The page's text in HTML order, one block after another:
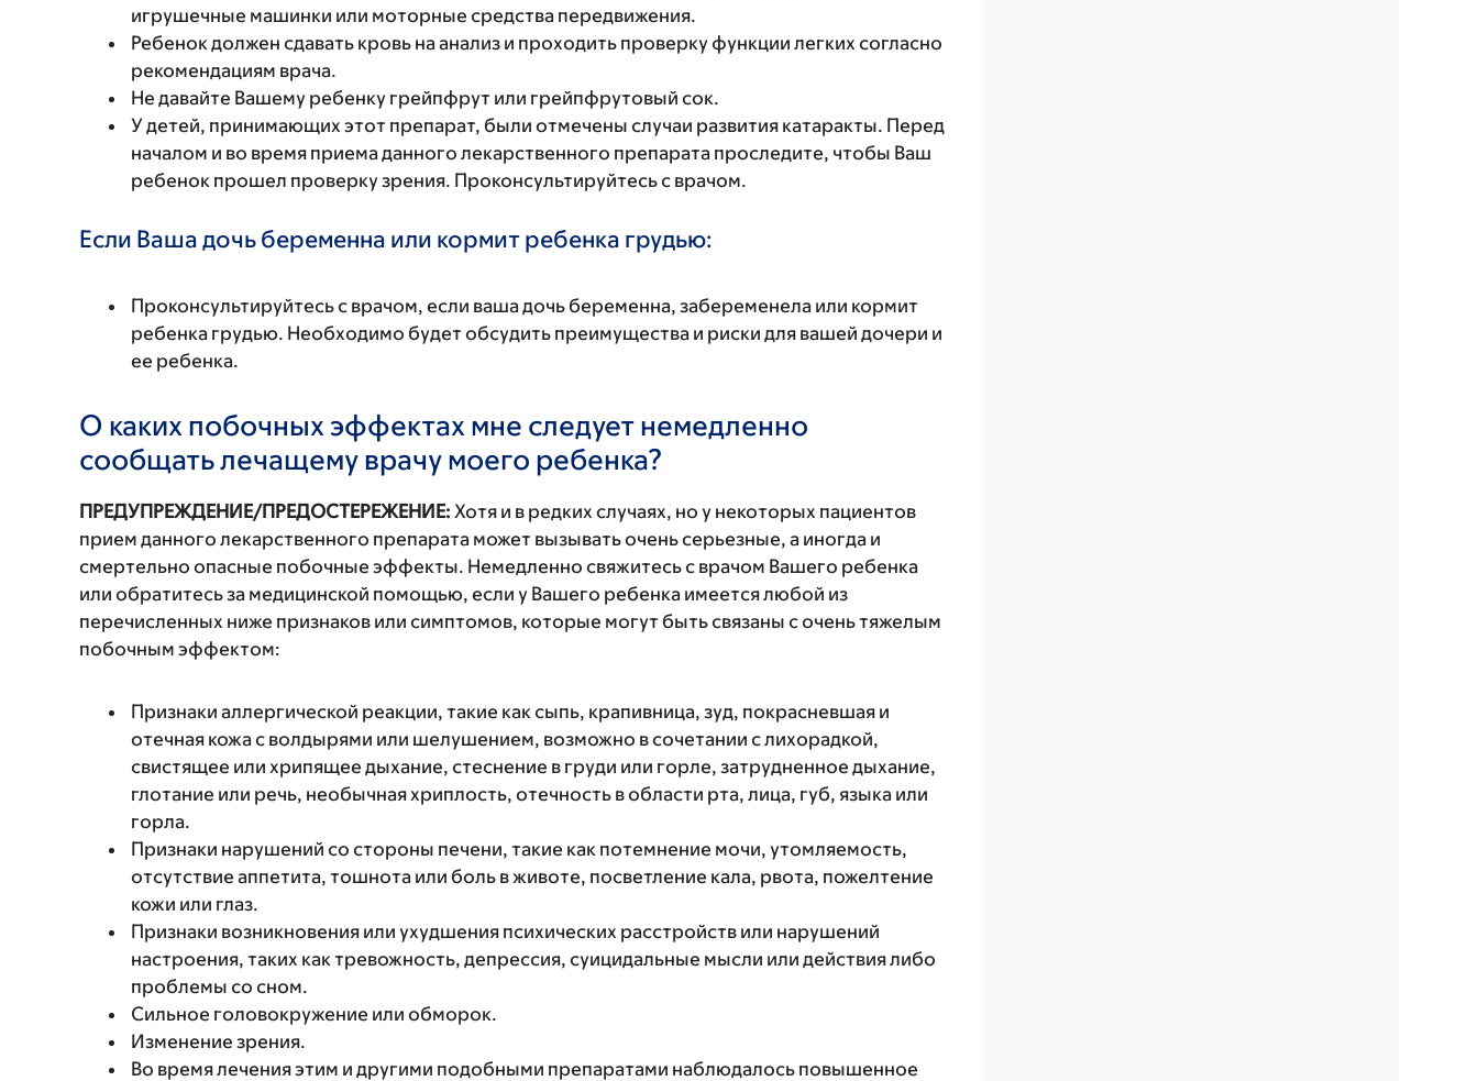
игрушечные машинки или моторные средства передвижения.
Ребенок должен сдавать кровь на анализ и проходить проверку функции легких согласно
рекомендациям врача.
Не давайте Вашему ребенку грейпфрут или грейпфрутовый сок.
У детей, принимающих этот препарат, были отмечены случаи развития катаракты. Перед
началом и во время приема данного лекарственного препарата проследите, чтобы Ваш
ребенок прошел проверку зрения. Проконсультируйтесь с врачом.
Если Ваша дочь беременна или кормит ребенка грудью:
Проконсультируйтесь с врачом, если ваша дочь беременна, забеременела или кормит
ребенка грудью. Необходимо будет обсудить преимущества и риски для вашей дочери и
ее ребенка.
О каких побочных эффектах мне следует немедленно
сообщать лечащему врачу моего ребенка?
ПРЕДУПРЕЖДЕНИЕ/ПРЕДОСТЕРЕЖЕНИЕ: Хотя и в редких случаях, но у некоторых пациентов
прием данного лекарственного препарата может вызывать очень серьезные, а иногда и
смертельно опасные побочные эффекты. Немедленно свяжитесь с врачом Вашего ребенка
или обратитесь за медицинской помощью, если у Вашего ребенка имеется любой из
перечисленных ниже признаков или симптомов, которые могут быть связаны с очень тяжелым
побочным эффектом:
Признаки аллергической реакции, такие как сыпь, крапивница, зуд, покрасневшая и
отечная кожа с волдырями или шелушением, возможно в сочетании с лихорадкой,
свистящее или хрипящее дыхание, стеснение в груди или горле, затрудненное дыхание,
глотание или речь, необычная хриплость, отечность в области рта, лица, губ, языка или
горла.
Признаки нарушений со стороны печени, такие как потемнение мочи, утомляемость,
отсутствие аппетита, тошнота или боль в животе, посветление кала, рвота, пожелтение
кожи или глаз.
Признаки возникновения или ухудшения психических расстройств или нарушений
настроения, таких как тревожность, депрессия, суицидальные мысли или действия либо
проблемы со сном.
Сильное головокружение или обморок.
Изменение зрения.
Во время лечения этим и другими подобными препаратами наблюдалось повышенное